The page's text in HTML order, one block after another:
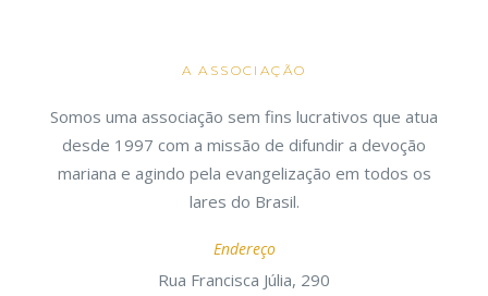
A ASSOCIAÇÃO
Somos uma associação sem fins lucrativos que atua
desde 1997 com a missão de difundir a devoção
mariana e agindo pela evangelização em todos os
lares do Brasil.
Endereço
Rua Francisca Júlia, 290